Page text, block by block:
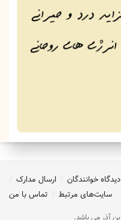
دیدگاه خوانندگان
ارسال مدارک
سایت‌های مرتبط
تماس با من